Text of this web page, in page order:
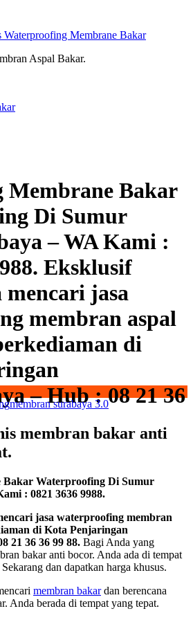
Waterproofing Membrane Bakar
Aspal Bakar.
Membrane Bakar
Di Sumur
– WA Kami :
Eksklusif
jasa
membran aspal
di
– Hub : 08 21 36
membran surabaya 3.0
membran bakar anti
Bakar Waterproofing Di Sumur
: 0821 3636 9988.
jasa waterproofing membran
di Kota Penjaringan
21 36 36 99 88. Bagi Anda yang
bakar anti bocor. Anda ada di tempat
dan dapatkan harga khusus.
membran bakardan berencana
Anda berada di tempat yang tepat.